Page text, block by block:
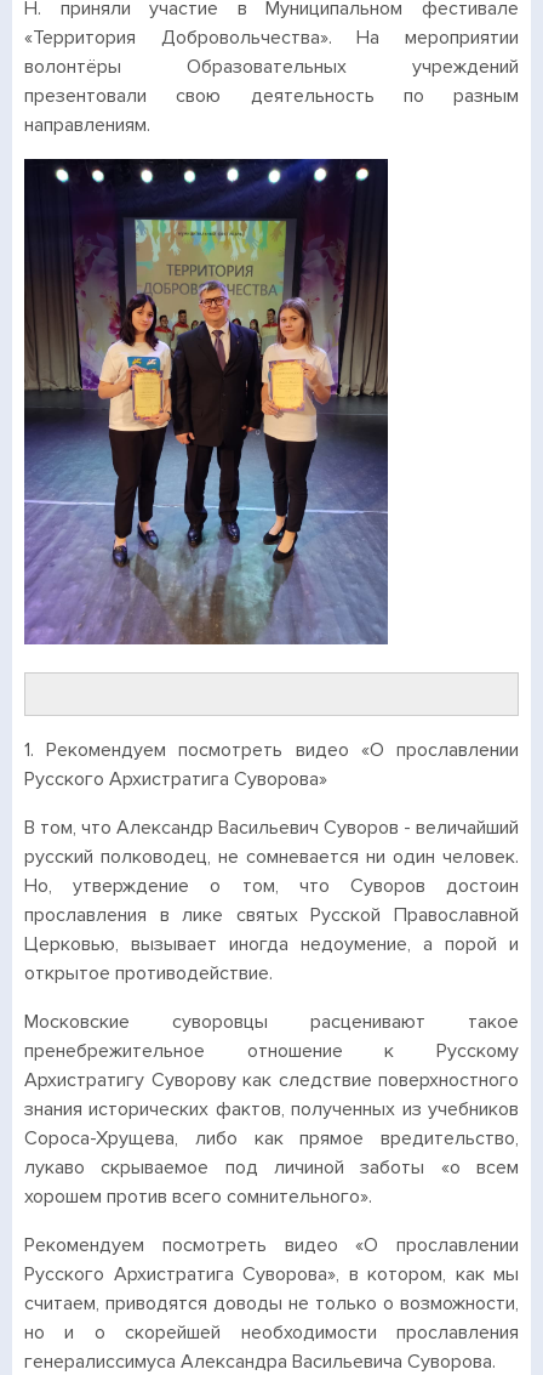
Н. приняли участие в Муниципальном фестивале
«Территория Добровольчества». На мероприятии
волонтёры Образовательных учреждений
презентовали свою деятельность по разным
направлениям.
1. Рекомендуем посмотреть видео «О прославлении
Русского Архистратига Суворова»
В том, что Александр Васильевич Суворов - величайший
русский полководец, не сомневается ни один человек.
Но, утверждение о том, что Суворов достоин
прославления в лике святых Русской Православной
Церковью, вызывает иногда недоумение, а порой и
открытое противодействие.
Московские суворовцы расценивают такое
пренебрежительное отношение к Русскому
Архистратигу Суворову как следствие поверхностного
знания исторических фактов, полученных из учебников
Сороса-Хрущева, либо как прямое вредительство,
лукаво скрываемое под личиной заботы «о всем
хорошем против всего сомнительного».
Рекомендуем посмотреть видео «О прославлении
Русского Архистратига Суворова», в котором, как мы
считаем, приводятся доводы не только о возможности,
но и о скорейшей необходимости прославления
генералиссимуса Александра Васильевича Суворова.